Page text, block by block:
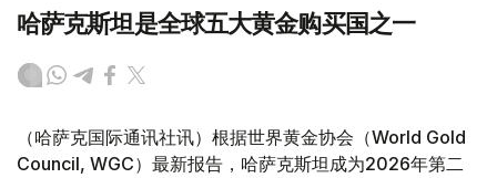
哈萨克斯坦是全球五大黄金购买国之一
（哈萨克国际通讯社讯）根据世界黄金协会（World Gold
Council, WGC）最新报告，哈萨克斯坦成为2026年第二